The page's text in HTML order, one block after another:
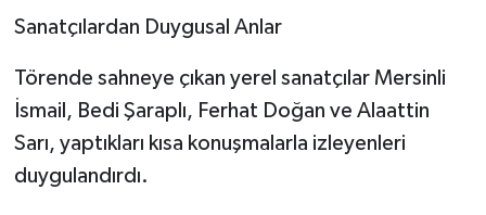
Sanatçılardan Duygusal Anlar
Törende sahneye çıkan yerel sanatçılar Mersinli
İsmail, Bedi Şaraplı, Ferhat Doğan ve Alaattin
Sarı, yaptıkları kısa konuşmalarla izleyenleri
duygulandırdı.